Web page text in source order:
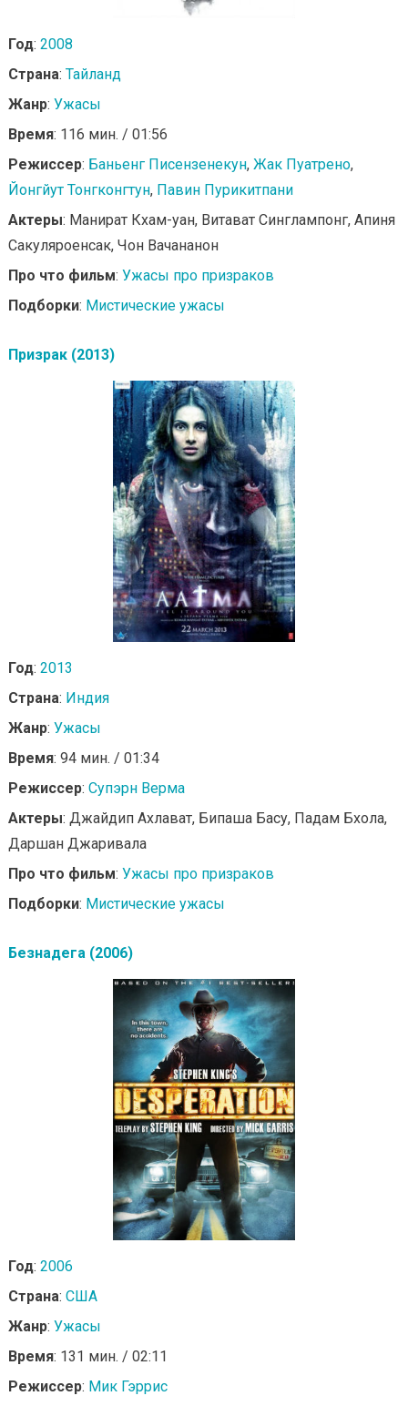
Год: 2008
Страна: Тайланд
Жанр: Ужасы
Время: 116 мин. / 01:56
Режиссер: Баньенг Писензенекун, Жак Пуатрено,
Йонгйут Тонгконгтун, Павин Пурикитпани
Актеры: Манират Кхам-уан, Витават Синглампонг, Апиня
Сакуляроенсак, Чон Вачананон
Про что фильм: Ужасы про призраков
Подборки: Мистические ужасы
Призрак (2013)
Год: 2013
Страна: Индия
Жанр: Ужасы
Время: 94 мин. / 01:34
Режиссер: Супэрн Верма
Актеры: Джайдип Ахлават, Бипаша Басу, Падам Бхола,
Даршан Джаривала
Про что фильм: Ужасы про призраков
Подборки: Мистические ужасы
Безнадега (2006)
Год: 2006
Страна: США
Жанр: Ужасы
Время: 131 мин. / 02:11
Режиссер: Мик Гэррис